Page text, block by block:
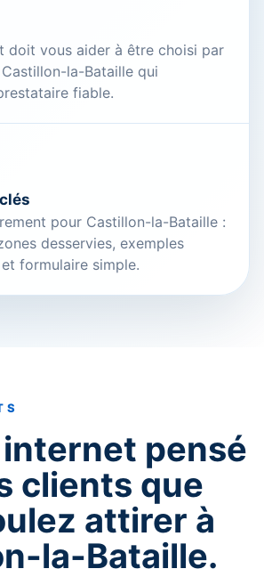
doit vous aider à être choisi par
la-Bataille qui
fiable.
pour Castillon-la-Bataille :
desservies, exemples
formulaire simple.
pensé
clients que
attirer à
la-Bataille.